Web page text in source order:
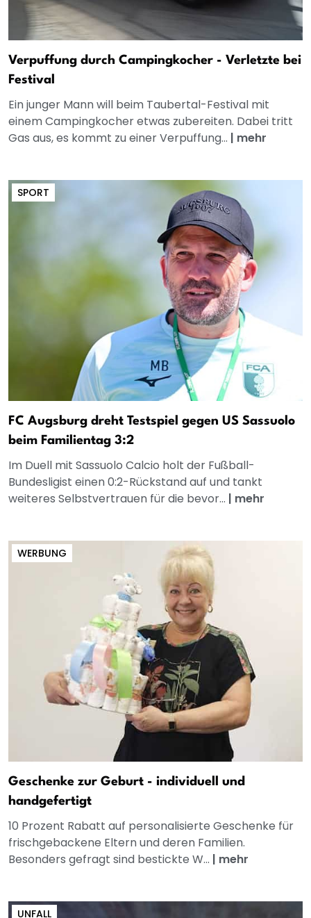
Verpuffung durch Campingkocher - Verletzte bei
Festival
Ein junger Mann will beim Taubertal-Festival mit
einem Campingkocher etwas zubereiten. Dabei tritt
Gas aus, es kommt zu einer Verpuffung... | mehr
SPORT
FC Augsburg dreht Testspiel gegen US Sassuolo
beim Familientag 3:2
Im Duell mit Sassuolo Calcio holt der Fußball-
Bundesligist einen 0:2-Rückstand auf und tankt
weiteres Selbstvertrauen für die bevor... | mehr
WERBUNG
Geschenke zur Geburt - individuell und
handgefertigt
10 Prozent Rabatt auf personalisierte Geschenke für
frischgebackene Eltern und deren Familien.
Besonders gefragt sind bestickte W... | mehr
UNFALL